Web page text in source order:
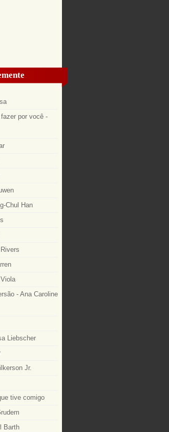
por você -
Chul Han
- Ana Caroline
Liebscher
Jr.
tive comigo
Barth